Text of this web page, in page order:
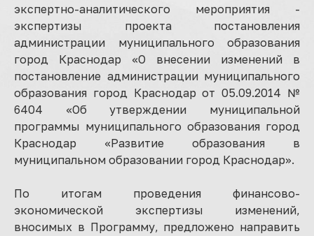
экспертно-аналитического мероприятия -
экспертизы проекта постановления
администрации муниципального образования
город Краснодар «О внесении изменений в
постановление администрации муниципального
образования город Краснодар от 05.09.2014 №
6404 «Об утверждении муниципальной
программы муниципального образования город
Краснодар «Развитие образования в
муниципальном образовании город Краснодар».
По итогам проведения финансово-
экономической экспертизы изменений,
вносимых в Программу, предложено направить